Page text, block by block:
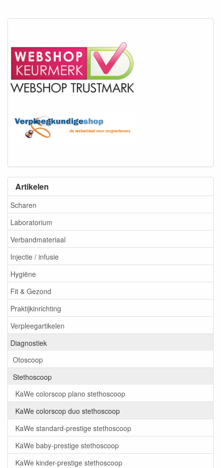
Artikelen
Scharen
Laboratorium
Verbandmateriaal
Injectie / infusie
Hygiëne
Fit & Gezond
Praktijkinrichting
Verpleegartikelen
Diagnostiek
Otoscoop
Stethoscoop
KaWe colorscop plano stethoscoop
KaWe colorscop duo stethoscoop
KaWe standard-prestige stethoscoop
KaWe baby-prestige stethoscoop
KaWe kinder-prestige stethoscoop